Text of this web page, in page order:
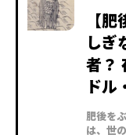
【
しぎ
者？
ドル
肥後を
は、世